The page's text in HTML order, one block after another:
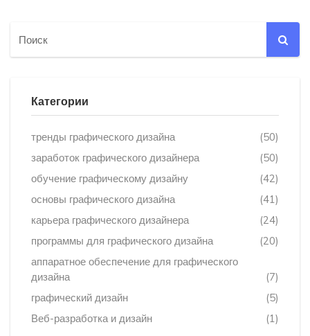
Категории
тренды графического дизайна
(50)
заработок графического дизайнера
(50)
обучение графическому дизайну
(42)
основы графического дизайна
(41)
карьера графического дизайнера
(24)
программы для графического дизайна
(20)
аппаратное обеспечение для графического
дизайна
(7)
графический дизайн
(5)
Веб-разработка и дизайн
(1)